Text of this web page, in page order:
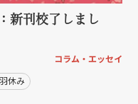
新刊校了しまし
コラム・エッセイ
休み